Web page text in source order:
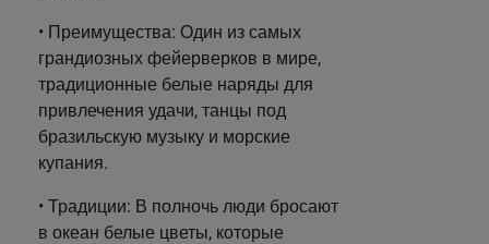
• Преимущества: Один из самых
грандиозных фейерверков в мире,
традиционные белые наряды для
привлечения удачи, танцы под
бразильскую музыку и морские
купания.
• Традиции: В полночь люди бросают
в океан белые цветы, которые